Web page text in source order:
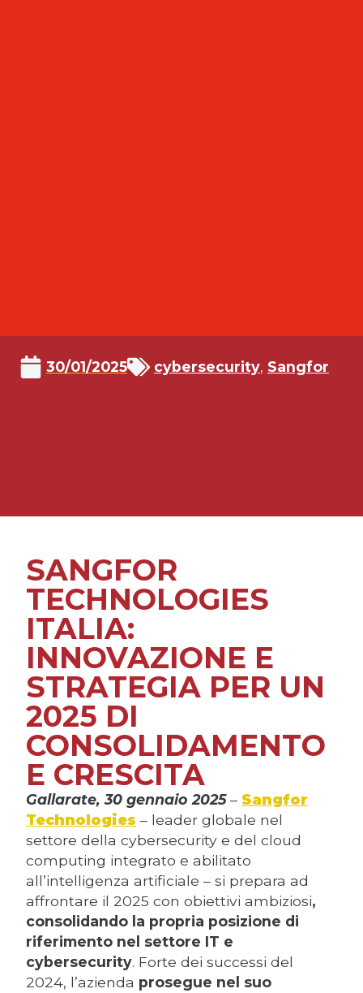
30/01/2025 cybersecurity, Sangfor
SANGFOR
TECHNOLOGIES
ITALIA:
INNOVAZIONE E
STRATEGIA PER UN
2025 DI
CONSOLIDAMENTO
E CRESCITA
Gallarate, 30 gennaio 2025– Sangfor
Technologies – leader globale nel
settore della cybersecurity e del cloud
computing integrato e abilitato
all’intelligenza artificiale – si prepara ad
affrontare il 2025 con obiettivi ambiziosi,
consolidando la propria posizione di
riferimento nel settore IT e
cybersecurity. Forte dei successi del
2024, l’azienda prosegue nel suo